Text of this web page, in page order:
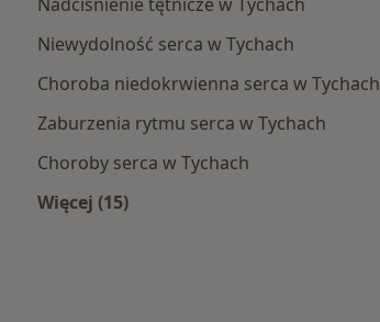
Niewydolność serca w Tychach
Choroba niedokrwienna serca w Tychach
Zaburzenia rytmu serca w Tychach
Choroby serca w Tychach
Więcej (15)